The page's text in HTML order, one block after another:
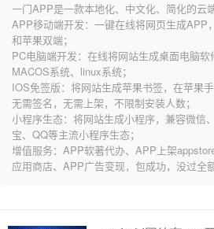
一门APP是一款本地化、中文化、简化的云
APP移动端开发：一键在线将网页生成APP
和苹果双端；
PC电脑端开发：在线将网站生成桌面电脑
MACOS系统、linux系统；
IOS免签版：将网站生成苹果书签，在苹果
无需签名，无需上架，不限制安装人数；
小程序生态：将网站生成小程序，兼容微信
宝、QQ等主流小程序生态；
增值服务：APP软著代办、APP上架
应用商店、APP广告变现，包成功，没过全额